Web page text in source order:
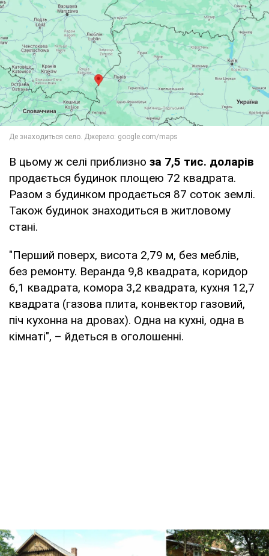
В цьому ж селі приблизно за 7,5 тис. доларів
продається будинок площею 72 квадрата.
Разом з будинком продається 87 соток землі.
Також будинок знаходиться в житловому
стані.
"Перший поверх, висота 2,79 м, без меблів,
без ремонту. Веранда 9,8 квадрата, коридор
6,1 квадрата, комора 3,2 квадрата, кухня 12,7
квадрата (газова плита, конвектор газовий,
піч кухонна на дровах). Одна на кухні, одна в
кімнаті", – йдеться в оголошенні.